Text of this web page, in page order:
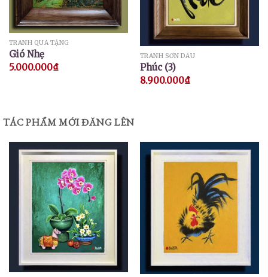
TRANH QUÀ TẶNG
Gió Nhẹ
5.000.000₫
TRANH SƠN DẦU
Phúc (3)
8.900.000₫
TÁC PHẨM MỚI ĐĂNG LÊN